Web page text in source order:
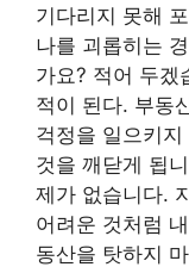
기다리지 못해
나를 괴롭히는
가요? 적어 두겠
적이 된다. 부동
걱정을 일으키
것을 깨닫게 됩
제가 없습니다.
어려운 것처럼
동산을 탓하지